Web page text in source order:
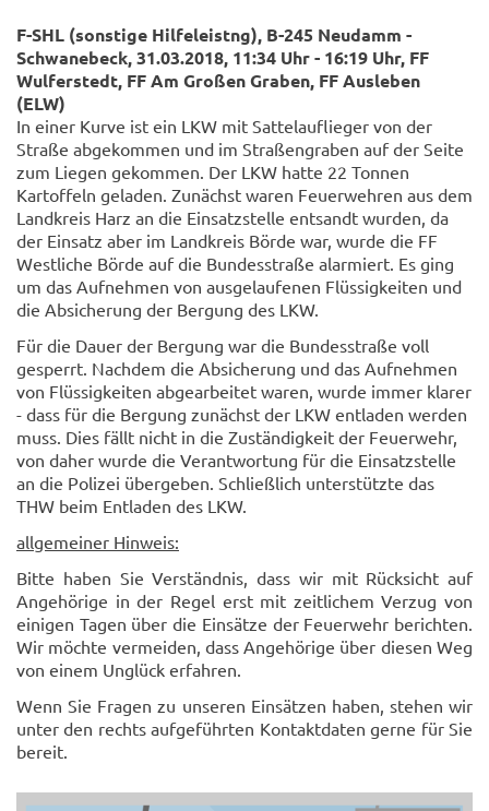
F-SHL (sonstige Hilfeleistng), B-245 Neudamm -
Schwanebeck, 31.03.2018, 11:34 Uhr - 16:19 Uhr, FF
Wulferstedt, FF Am Großen Graben, FF Ausleben
(ELW)
In einer Kurve ist ein LKW mit Sattelauflieger von der
Straße abgekommen und im Straßengraben auf der Seite
zum Liegen gekommen. Der LKW hatte 22 Tonnen
Kartoffeln geladen. Zunächst waren Feuerwehren aus dem
Landkreis Harz an die Einsatzstelle entsandt wurden, da
der Einsatz aber im Landkreis Börde war, wurde die FF
Westliche Börde auf die Bundesstraße alarmiert. Es ging
um das Aufnehmen von ausgelaufenen Flüssigkeiten und
die Absicherung der Bergung des LKW.
Für die Dauer der Bergung war die Bundesstraße voll
gesperrt. Nachdem die Absicherung und das Aufnehmen
von Flüssigkeiten abgearbeitet waren, wurde immer klarer
- dass für die Bergung zunächst der LKW entladen werden
muss. Dies fällt nicht in die Zuständigkeit der Feuerwehr,
von daher wurde die Verantwortung für die Einsatzstelle
an die Polizei übergeben. Schließlich unterstützte das
THW beim Entladen des LKW.
allgemeiner Hinweis:
Bitte haben Sie Verständnis, dass wir mit Rücksicht auf
Angehörige in der Regel erst mit zeitlichem Verzug von
einigen Tagen über die Einsätze der Feuerwehr berichten.
Wir möchte vermeiden, dass Angehörige über diesen Weg
von einem Unglück erfahren.
Wenn Sie Fragen zu unseren Einsätzen haben, stehen wir
unter den rechts aufgeführten Kontaktdaten gerne für Sie
bereit.